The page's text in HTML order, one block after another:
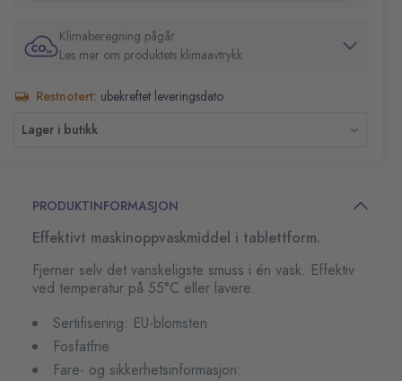
Klimaberegning pågår
Les mer om produktets klimaavtrykk
Restnotert: ubekreftet leveringsdato
Lager i butikk
PRODUKTINFORMASJON
Effektivt maskinoppvaskmiddel i tablettform.
Fjerner selv det vanskeligste smuss i én vask. Effektiv
ved temperatur på 55°C eller lavere.
Sertifisering: EU-blomsten
Fosfatfrie
Fare- og sikkerhetsinformasjon: